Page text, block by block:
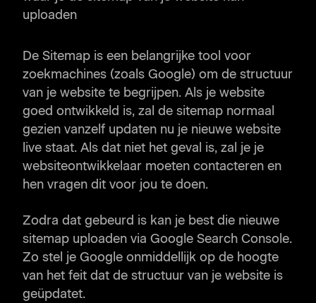
De Sitemap is een belangrijke tool voor
zoekmachines (zoals Google) om de structuur
van je website te begrijpen. Als je website
goed ontwikkeld is, zal de sitemap normaal
gezien vanzelf updaten nu je nieuwe website
live staat. Als dat niet het geval is, zal je je
websiteontwikkelaar moeten contacteren en
hen vragen dit voor jou te doen.
Zodra dat gebeurd is kan je best die nieuwe
sitemap uploaden via Google Search Console.
Zo stel je Google onmiddellijk op de hoogte
van het feit dat de structuur van je website is
geüpdatet.